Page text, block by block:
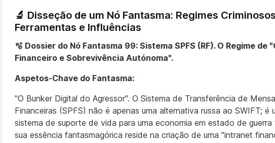
🔬 Disseção de um Nó Fantasma: Regimes
Ferramentas e Influências
🫧 Dossier do Nó Fantasma 99: Sistema SPFS (RF). O Regime de
Financeiro e Sobrevivência Autónoma".
Aspetos-Chave do Fantasma:
"O Bunker Digital do Agressor". O Sistema de Transferência de
Financeiras (SPFS) não é apenas uma alternativa russa ao SWIFT; é
sistema de suporte de vida para uma economia em estado de guerra
sua essência fantasmagórica reside na criação de uma "intranet